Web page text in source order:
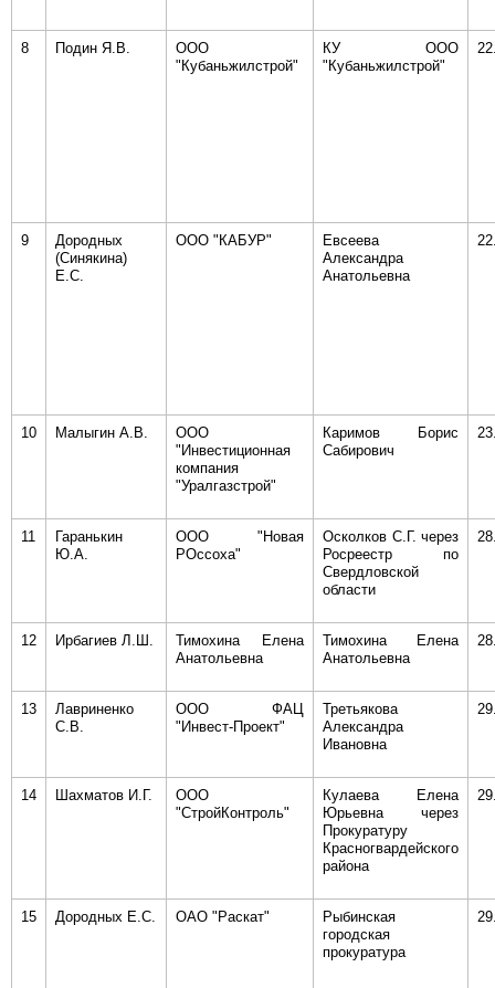
8 Подин Я.В.
ООО
"Кубаньжилстрой"
КУ ООО
"Кубаньжилстрой"
9
Дородных
(Синякина)
Е.С.
ООО "КАБУР"
Евсеева
Александра
Анатольевна
10 Малыгин А.В.
ООО
"Инвестиционная
компания
"Уралгазстрой"
Каримов Борис
Сабирович
11
Гаранькин
Ю.А.
ООО "Новая
РОссоха"
Осколков С.Г. через
Росреестр по
Свердловской
области
12 Ирбагиев Л.Ш.
Тимохина Елена
Анатольевна
Тимохина Елена
Анатольевна
13
Лавриненко
С.В.
ООО ФАЦ
"Инвест-Проект"
Третьякова
Александра
Ивановна
14 Шахматов И.Г.
ООО
"СтройКонтроль"
Кулаева Елена
Юрьевна через
Прокуратуру
Красногвардейского
района
15 Дородных Е.С. ОАО "Раскат"
Рыбинская
городская
прокуратура